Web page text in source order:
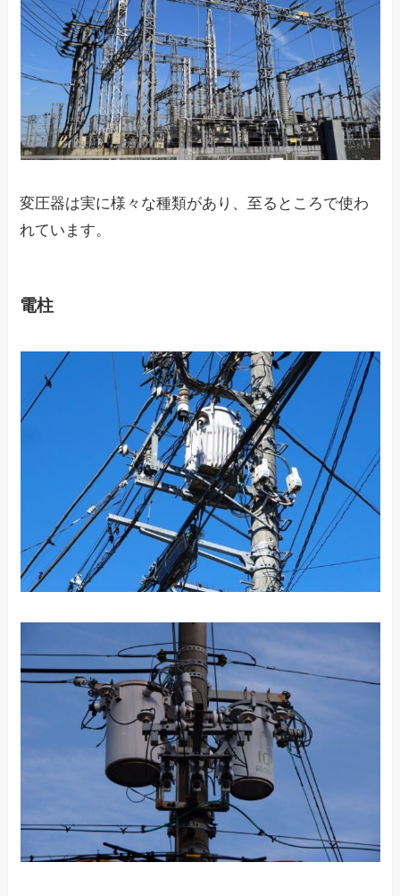
変圧器は実に様々な種類があり、至るところで使わ
れています。
電柱